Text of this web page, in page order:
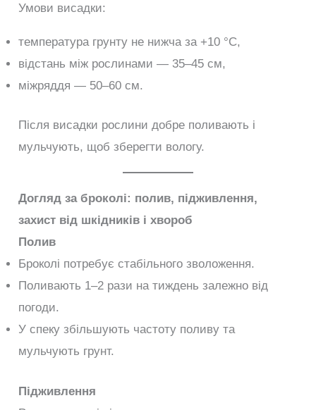
Умови висадки:
температура грунту не нижча за +10 °C,
відстань між рослинами — 35–45 см,
міжряддя — 50–60 см.
Після висадки рослини добре поливають і
мульчують, щоб зберегти вологу.
Догляд за броколі: полив, підживлення,
захист від шкідників і хвороб
Полив
Броколі потребує стабільного зволоження.
Поливають 1–2 рази на тиждень залежно від
погоди.
У спеку збільшують частоту поливу та
мульчують грунт.
Підживлення